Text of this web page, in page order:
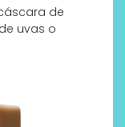
de
uvas o